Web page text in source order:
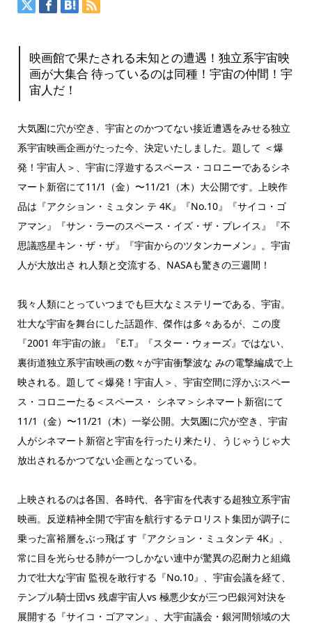
映画館で果たされる未知との遭遇！独立系宇宙映
画が大集合 待っているのは同種！宇宙の仲間！宇
宙人だ！
大気圏に穴が空き、宇宙とのかつてない接近遭遇をみせる独立
系宇宙映画企画がたった今、決定いたしました。題して ＜爆
発！宇宙人＞、宇宙に浮遊するスペース・コロニーであるシネ
マート新宿にて11/1（金）〜11/21（木）大公開です。上映作
品は『アクション・ミュタン テ 4K』『No.10』『サイコ・ゴ
アマン』『サン・ラーのスペース・イズ・ザ・プレイス』『不
思議惑星キン・ザ・ザ』『宇宙からのツタンカーメン』。宇宙
人が大放出さ れ人類と交流する、NASAも驚きの三週間！
我々人類にとっていつまでも巨大なミステリーである、宇宙。
壮大な宇宙を舞台にした話題作、傑作は多々あるが、この度
『2001 年宇宙の旅』『E.T』『スター・ウォーズ』ではない、
裏街道独立系宇宙映画の数々が宇宙衝撃波な みの電撃編成で上
映される。題して＜爆発！宇宙人＞、宇宙空間に浮かぶスペー
ス・コロニーたる＜スペース・ シネマ＞シネマート新宿にて
11/1（金）〜11/21（木）一挙公開。大気圏に穴が空き、宇宙
人がシネマート新宿と宇宙を行ったり来たり、うじゃうじゃ大
放出されるかつてない企画となっている。
上映されるのは各国、各時代、各宇宙を代表する超独立系宇宙
映画。反逆精神全開で宇宙を航行するテロリスト集団が調子に
乗った富裕層をぶっ飛ば す『アクション・ミュタンテ 4K』、
常に目を光らせる肺が一つしかない連中が驚異の忍耐力と組織
力で壮大な宇宙 監視を敢行する『No.10』、宇宙会議を経て、
テンプル騎士団vs 残虐宇宙人vs 極悪少女が三つ巴銀河対決を
展開する『サイコ・ゴアマン』、大宇宙議会・銀河間領域の大